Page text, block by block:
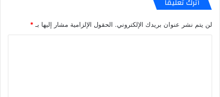
اترك تعليقاً
لن يتم نشر عنوان بريدك الإلكتروني. الحقول الإلزامية مشار إليها بـ *